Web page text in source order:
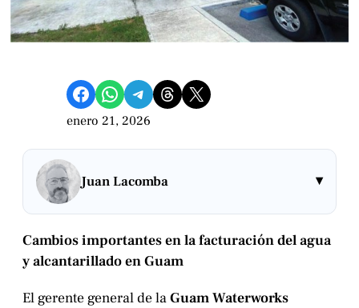
Compartir en Facebook Compartir en WhatsApp Compartir en Telegram Share on Threads Compartir en X
enero 21, 2026
Juan Lacomba ▾
Cambios importantes en la facturación del agua
y alcantarillado en Guam
El gerente general de laGuam Waterworks